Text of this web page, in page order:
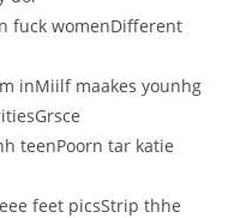
fuck womenDifferent
inMiilf maakes younhg
teenPoorn tar katie
feet picsStrip thhe